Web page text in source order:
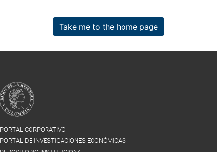
Take me to the home page
PORTAL CORPORATIVO
PORTAL DE INVESTIGACIONES ECONÓMICAS